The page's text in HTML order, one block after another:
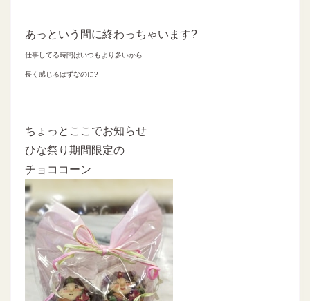
あっという間に終わっちゃいます?
仕事してる時間はいつもより多いから
長く感じるはずなのに?
ちょっとここでお知らせ
ひな祭り期間限定の
チョココーン